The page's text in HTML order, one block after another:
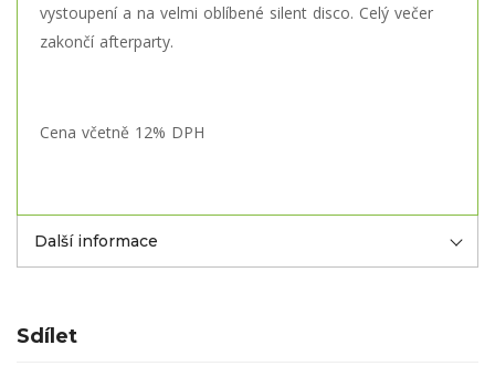
vystoupení a na velmi oblíbené silent disco. Celý večer
zakončí afterparty.
Cena včetně 12% DPH
Další informace
Sdílet